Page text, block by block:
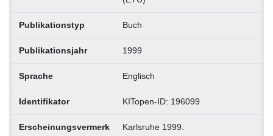
Publikationstyp Buch
Publikationsjahr 1999
Sprache Englisch
Identifikator KITopen-ID: 196099
Erscheinungsvermerk
Karlsruhe 1999.